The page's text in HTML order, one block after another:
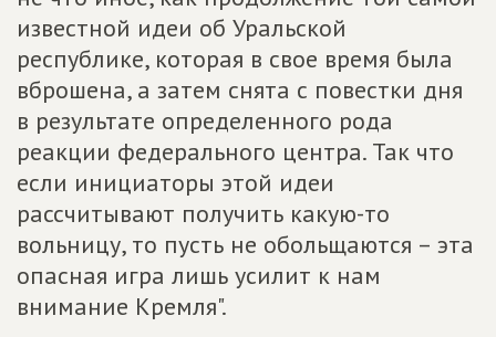
известной идеи об Уральской
республике, которая в свое время была
вброшена, а затем снята с повестки дня
в результате определенного рода
реакции федерального центра. Так что
если инициаторы этой идеи
рассчитывают получить какую-то
вольницу, то пусть не обольщаются – эта
опасная игра лишь усилит к нам
внимание Кремля".